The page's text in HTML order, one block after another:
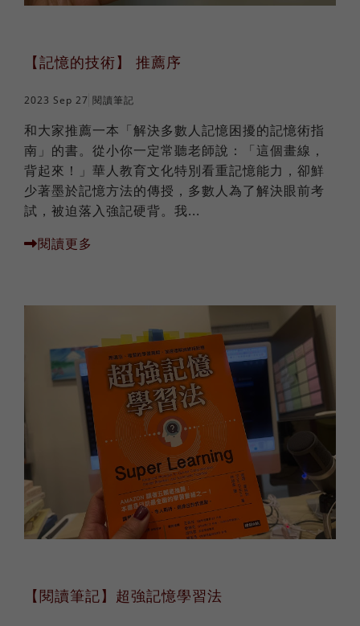
【記憶的技術】 推薦序
2023 Sep 27 閱讀筆記
和大家推薦一本「解決多數人記憶困擾的記憶術指
南」的書。從小你一定常聽老師說：「這個畫線，
背起來！」華人教育文化特別看重記憶能力，卻鮮
少著墨於記憶方法的傳授，多數人為了解決眼前考
試，被迫落入強記硬背。我...
閱讀更多
【閱讀筆記】超強記憶學習法